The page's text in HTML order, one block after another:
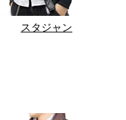
スタジャン